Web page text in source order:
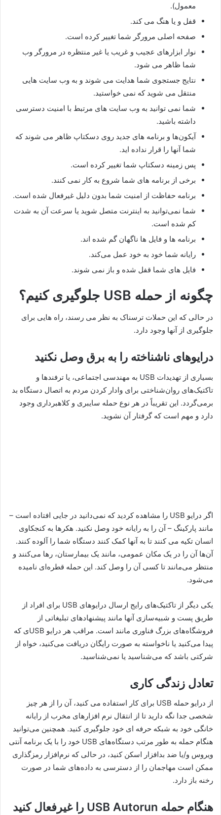
معمول).
قفل و یا هنگ می کند.
صفحه اصلی مرورگر شما تغییر کرده است.
نوار ابزارهای عجیب و غریب یا غیر منتظره در مرورگر وب
شما ظاهر می شود.
نتایج جستجوی شما هدایت می شوند و به وب سایت هایی
منتقل می شوید که نمی خواستید.
شما نمی توانید به وب سایت های مرتبط با امنیت دسترسی
داشته باشید.
آیکون‌ها و برنامه های جدید روی دسکتاپ ظاهر می شوند که
شما آنها را قرار نداده اید.
پس زمینه دسکتاپ شما تغییر کرده است.
برخی از برنامه های شما شروع به کار نمی کنند.
برنامه حفاظت از امنیت شما بدون دلیل غیرفعال شده است.
شما نمی‌توانید به اینترنت متصل شوید یا سرعت آن به شدت
کم شده است.
برنامه ها و فایل ها ناگهان گم شده اند.
رایانه شما خود به خود عمل می‌کند.
فایل های شما قفل شده و باز نمی شوند.
چگونه از حمله USB جلوگیری کنیم؟
در حالی که این حملات ترسناک به نظر می رسند، راه هایی برای
جلوگیری از آنها وجود دارد.
درایوهای ناشناخته را به برق وصل نکنید
بسیاری از تهدیدات USB به مهندسی اجتماعی، یا ترفندها و
تاکتیک‌های روان‌شناختی برای وادار کردن مردم به اتصال دستگاه بد
برمی‌گردد. این تقریباً در هر نوع حمله سایبری و کلاهبرداری وجود
دارد و مهم است که گرفتار آن نشوید.
اگر درایو USB را مشاهده کردید که نمی‌دانید در جایی افتاده است –
مانند پارکینگ – آن را به رایانه خود وصل نکنید. هکرها به کنجکاوی
انسان تکیه می کنند تا به آنها کمک کنند دستگاه شما را آلوده کنند.
آن‌ها آن را در یک مکان عمومی، مانند یک بیمارستان، رها می‌کنند و
منتظر می‌مانند تا کسی آن را وصل کند. این حمله قطره‌ای نامیده
می‌شود.
یکی دیگر از تاکتیک‌های رایج ارسال درایوهای USB برای افراد از
طریق پست و شبیه‌سازی آنها مانند پیشنهادهای تبلیغاتی از
فروشگاه‌های بزرگ فناوری مانند است. مراقب هر درایو USBی که
پیدا می‌کنید یا ناخواسته به صورت رایگان دریافت می‌کنید، خواه از
شرکتی باشد که می‌شناسید یا نمی‌شناسید.
تعادل زندگی کاری
از درایو حمله USB برای کار استفاده می کنید، آن را از هر چیز
شخصی جدا نگه دارید تا از انتقال نرم افزارهای مخرب از رایانه
خانگی خود به شبکه حرفه ای خود جلوگیری کنید. همچنین می‌توانید
هنگام حمله به طور مرتب دستگاه‌های USB خود را با یک برنامه آنتی
ویروس و/یا ضد بدافزار اسکن کنید، در حالی که نرم‌افزار رمزگذاری
ممکن است مهاجمان را از دسترسی به داده‌های شما در صورت
رخنه باز دارد.
هنگام حمله USB Autorun را غیرفعال کنید